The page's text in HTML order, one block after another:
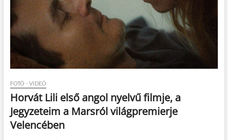
FOTÓ - VIDEÓ
Horvát Lili első angol nyelvű filmje, a
Jegyzeteim a Marsról világpremierje
Velencében